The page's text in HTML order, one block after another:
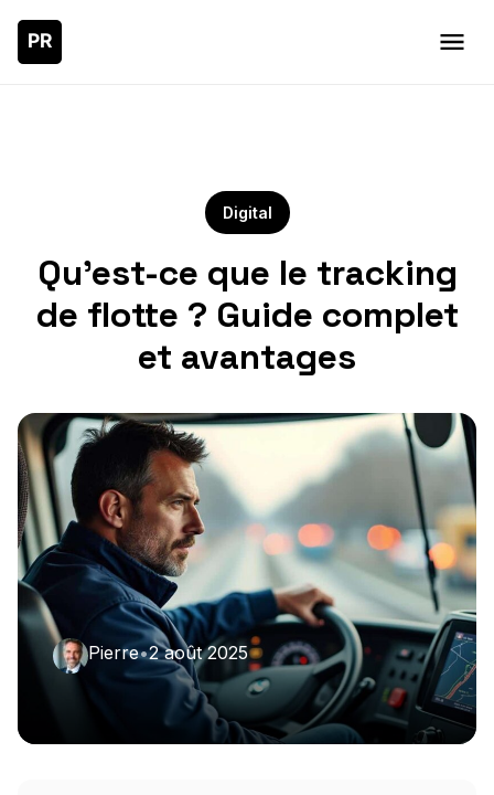
Digital
Qu’est-ce que le tracking
de flotte ? Guide complet
et avantages
Pierre•2 août 2025